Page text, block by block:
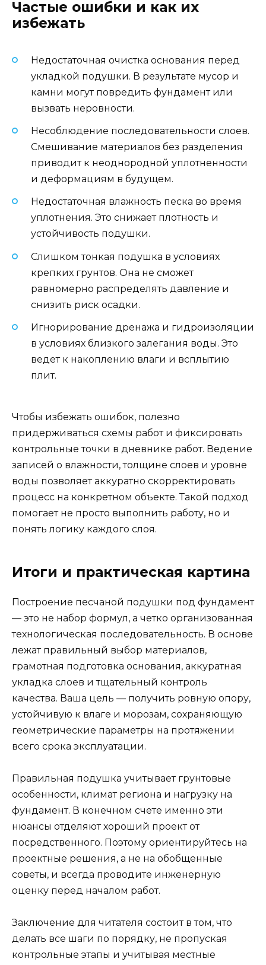
Частые ошибки и как их
избежать
Недостаточная очистка основания перед
укладкой подушки. В результате мусор и
камни могут повредить фундамент или
вызвать неровности.
Несоблюдение последовательности слоев.
Смешивание материалов без разделения
приводит к неоднородной уплотненности
и деформациям в будущем.
Недостаточная влажность песка во время
уплотнения. Это снижает плотность и
устойчивость подушки.
Слишком тонкая подушка в условиях
крепких грунтов. Она не сможет
равномерно распределять давление и
снизить риск осадки.
Игнорирование дренажа и гидроизоляции
в условиях близкого залегания воды. Это
ведет к накоплению влаги и всплытию
плит.
Чтобы избежать ошибок, полезно
придерживаться схемы работ и фиксировать
контрольные точки в дневнике работ. Ведение
записей о влажности, толщине слоев и уровне
воды позволяет аккуратно скорректировать
процесс на конкретном объекте. Такой подход
помогает не просто выполнить работу, но и
понять логику каждого слоя.
Итоги и практическая картина
Построение песчаной подушки под фундамент
— это не набор формул, а четко организованная
технологическая последовательность. В основе
лежат правильный выбор материалов,
грамотная подготовка основания, аккуратная
укладка слоев и тщательный контроль
качества. Ваша цель — получить ровную опору,
устойчивую к влаге и морозам, сохраняющую
геометрические параметры на протяжении
всего срока эксплуатации.
Правильная подушка учитывает грунтовые
особенности, климат региона и нагрузку на
фундамент. В конечном счете именно эти
нюансы отделяют хороший проект от
посредственного. Поэтому ориентируйтесь на
проектные решения, а не на обобщенные
советы, и всегда проводите инженерную
оценку перед началом работ.
Заключение для читателя состоит в том, что
делать все шаги по порядку, не пропуская
контрольные этапы и учитывая местные